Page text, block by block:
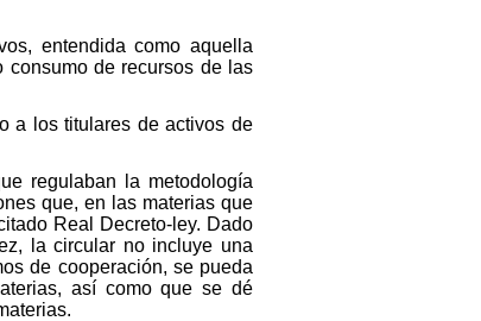
entendida como aquella
consumo de recursos de las
a los titulares de activos de
regulaban la metodología
que, en las materias que
Real Decreto-ley. Dado
la circular no incluye una
de cooperación, se pueda
así como que se dé